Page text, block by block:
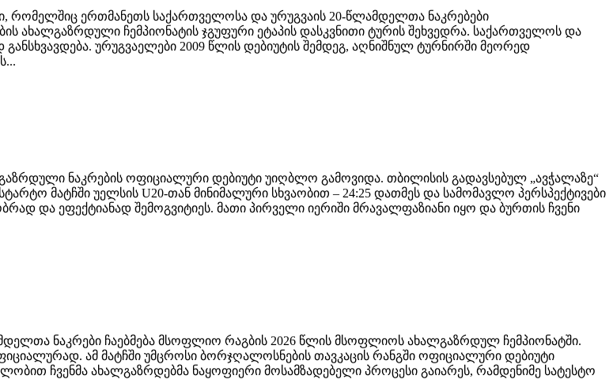
რომელშიც ერთმანეთს საქართველოსა და ურუგვაის 20-წლამდელთა ნაკრებები
ახალგაზრდული ჩემპიონატის ჯგუფური ეტაპის დასკვნითი ტურის შეხვედრა. საქართველოს და
ურუგვაელები 2009 წლის დებიუტის შემდეგ, აღნიშნულ ტურნირში მეორედ
ნაკრების ოფიციალური დებიუტი უიღბლო გამოვიდა. თბილისის გადავსებულ „ავჭალაზე“
მატჩში უელსის U20-თან მინიმალური სხვაობით – 24:25 დათმეს და სამომავლო პერსპექტივები
და ეფექტიანად შემოგვიტიეს. მათი პირველი იერიში მრავალფაზიანი იყო და ბურთის ჩვენი
ნაკრები ჩაებმება მსოფლიო რაგბის 2026 წლის მსოფლიოს ახალგაზრდულ ჩემპიონატში.
ამ მატჩში უმცროსი ბორჯღალოსნების თავკაცის რანგში ოფიციალური დებიუტი
ჩვენმა ახალგაზრდებმა ნაყოფიერი მოსამზადებელი პროცესი გაიარეს, რამდენიმე სატესტო